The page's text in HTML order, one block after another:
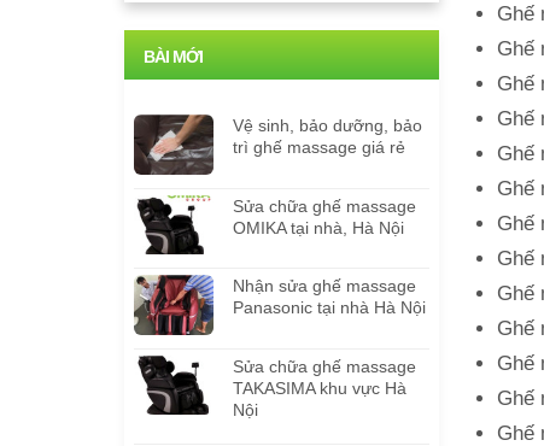
BÀI MỚI
Vệ sinh, bảo dưỡng, bảo
trì ghế massage giá rẻ
Sửa chữa ghế massage
OMIKA tại nhà, Hà Nội
Nhận sửa ghế massage
Panasonic tại nhà Hà Nội
Sửa chữa ghế massage
TAKASIMA khu vực Hà
Nội
Ghế
Ghế
Ghế
Ghế
Ghế
Ghế
Ghế
Ghế
Ghế
Ghế
Ghế
Ghế
Ghế